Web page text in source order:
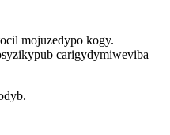
mojuzedypo kogy.
carigydymiweviba